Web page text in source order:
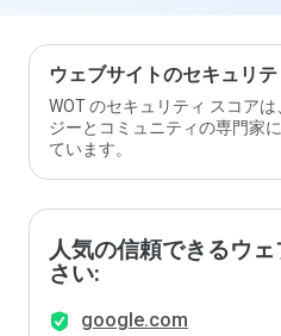
ウェブサイトのセキュリ
WOT のセキュリティ スコア
ジーとコミュニティの専門家
ています。
人気の信頼できるウ
さい:
google.com
価し
ます
か？